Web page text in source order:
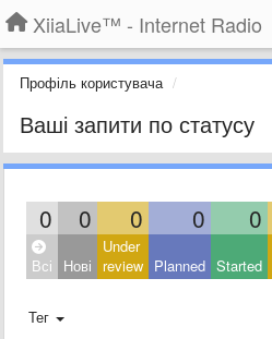
XiiaLive™ - Internet Radio
Профіль користувача
Ваші запити по статусу
0 0 0 0 0
Всі Нові
Under
review Planned Started
Тег